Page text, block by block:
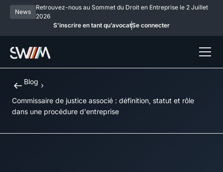
News
Retrouvez-nous au Sommet du Droit en Entreprise le 2 Juillet
2026
S’inscrire en tant qu’avocatSe connecter
Blog
Commissaire de justice associé : définition, statut et rôle
dans une procédure d'entreprise